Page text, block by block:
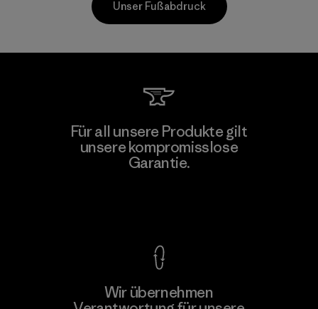
Allied Feather and Down Corp.
Material-supplier
Unser Fußabdruck
Für all unsere Produkte gilt
unsere kompromisslose
Garantie.
Wir übernehmen